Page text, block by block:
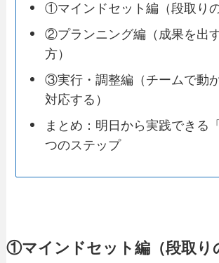
①マインドセット編（段取りの
②プランニング編（成果を出
方）
③実行・調整編（チームで動
対応する）
まとめ：明日から実践できる
つのステップ
①マインドセット編（段取り